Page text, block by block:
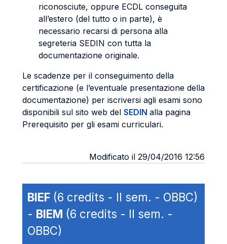
riconosciute, oppure ECDL conseguita
all’estero (del tutto o in parte), è
necessario recarsi di persona alla
segreteria SEDIN con tutta la
documentazione originale.
Le scadenze per il conseguimento della
certificazione (e l’eventuale presentazione della
documentazione) per iscriversi agli esami sono
disponibili sul sito web del SEDIN alla pagina
Prerequisito per gli esami curriculari.
Modificato il 29/04/2016 12:56
BIEF (6 credits - II sem. - OBBC)
- BIEM (6 credits - II sem. -
OBBC)